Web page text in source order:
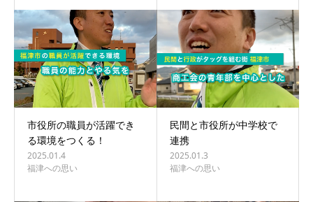
市役所の職員が活躍でき
る環境をつくる！
2025.01.4
福津への思い
民間と市役所が中学校で
連携
2025.01.3
福津への思い